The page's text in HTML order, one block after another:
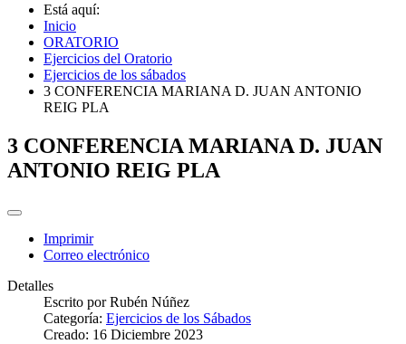
Está aquí:
Inicio
ORATORIO
Ejercicios del Oratorio
Ejercicios de los sábados
3 CONFERENCIA MARIANA D. JUAN ANTONIO
REIG PLA
3 CONFERENCIA MARIANA D. JUAN
ANTONIO REIG PLA
Imprimir
Correo electrónico
Detalles
Escrito porRubén Núñez
Categoría: Ejercicios de los Sábados
Creado: 16 Diciembre 2023